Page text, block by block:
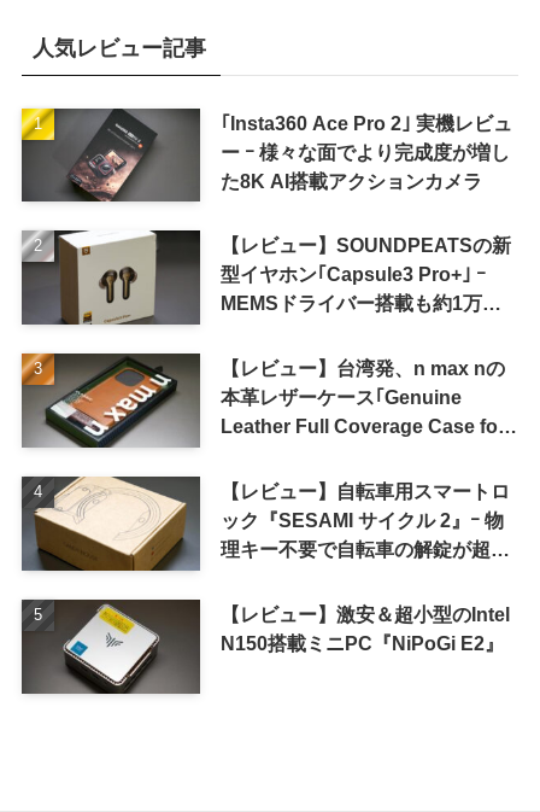
人気レビュー記事
｢Insta360 Ace Pro 2｣ 実機レビュ
ー ｰ 様々な面でより完成度が増し
た8K AI搭載アクションカメラ
【レビュー】SOUNDPEATSの新
型イヤホン｢Capsule3 Pro+｣ ｰ
MEMSドライバー搭載も約1万円
【レビュー】台湾発、n max nの
本革レザーケース｢Genuine
Leather Full Coverage Case for
【レビュー】自転車用スマートロ
ック『SESAMI サイクル 2』ｰ 物
理キー不要で自転車の解錠が超簡
【レビュー】激安＆超小型のIntel
N150搭載ミニPC『NiPoGi E2』